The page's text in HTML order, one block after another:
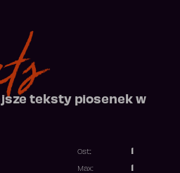
teksty piosenek w
Ost.:
Max: